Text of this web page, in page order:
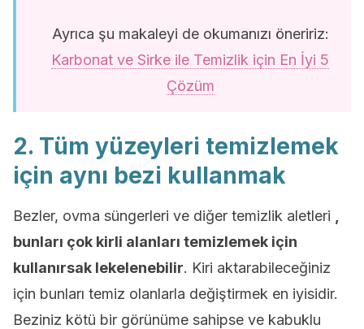
Ayrıca şu makaleyi de okumanızı öneririz:
Karbonat ve Sirke ile Temizlik için En İyi 5
Çözüm
2. Tüm yüzeyleri temizlemek
için aynı bezi kullanmak
Bezler, ovma süngerleri ve diğer temizlik aletleri
bunları çok kirli alanları temizlemek için
kullanırsak lekelenebilir. Kiri aktarabileceğiniz
için bunları temiz olanlarla değiştirmek en iyisidir.
Beziniz kötü bir görünüme sahipse ve kabuklu